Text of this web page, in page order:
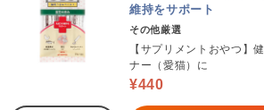
維持をサポート
その他厳選
【サプリメントおやつ】
ナー（愛猫）に
¥440